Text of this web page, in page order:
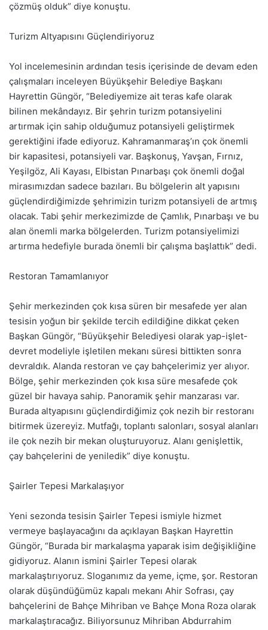
çözmüş olduk” diye konuştu.
Turizm Altyapısını Güçlendiriyoruz
Yol incelemesinin ardından tesis içerisinde de devam eden
çalışmaları inceleyen Büyükşehir Belediye Başkanı
Hayrettin Güngör, “Belediyemize ait teras kafe olarak
bilinen mekândayız. Bir şehrin turizm potansiyelini
artırmak için sahip olduğumuz potansiyeli geliştirmek
gerektiğini ifade ediyoruz. Kahramanmaraş’ın çok önemli
bir kapasitesi, potansiyeli var. Başkonuş, Yavşan, Fırnız,
Yeşilgöz, Ali Kayası, Elbistan Pınarbaşı çok önemli doğal
mirasımızdan sadece bazıları. Bu bölgelerin alt yapısını
güçlendirdiğimizde şehrimizin turizm potansiyeli de artmış
olacak. Tabi şehir merkezimizde de Çamlık, Pınarbaşı ve bu
alan önemli marka bölgelerden. Turizm potansiyelimizi
artırma hedefiyle burada önemli bir çalışma başlattık” dedi.
Restoran Tamamlanıyor
Şehir merkezinden çok kısa süren bir mesafede yer alan
tesisin yoğun bir şekilde tercih edildiğine dikkat çeken
Başkan Güngör, “Büyükşehir Belediyesi olarak yap-işlet-
devret modeliyle işletilen mekanı süresi bittikten sonra
devraldık. Alanda restoran ve çay bahçelerimiz yer alıyor.
Bölge, şehir merkezinden çok kısa süre mesafede çok
güzel bir havaya sahip. Panoramik şehir manzarası var.
Burada altyapısını güçlendirdiğimiz çok nezih bir restoranı
bitirmek üzereyiz. Mutfağı, toplantı salonları, sosyal alanları
ile çok nezih bir mekan oluşturuyoruz. Alanı genişlettik,
çay bahçelerini de yeniledik” diye konuştu.
Şairler Tepesi Markalaşıyor
Yeni sezonda tesisin Şairler Tepesi ismiyle hizmet
vermeye başlayacağını da açıklayan Başkan Hayrettin
Güngör, “Burada bir markalaşma yaparak isim değişikliğine
gidiyoruz. Alanın ismini Şairler Tepesi olarak
markalaştırıyoruz. Sloganımız da yeme, içme, şor. Restoran
olarak düşündüğümüz kapalı mekanı Ahir Sofrası, çay
bahçelerini de Bahçe Mihriban ve Bahçe Mona Roza olarak
markalaştıracağız. Biliyorsunuz Mihriban Abdurrahim